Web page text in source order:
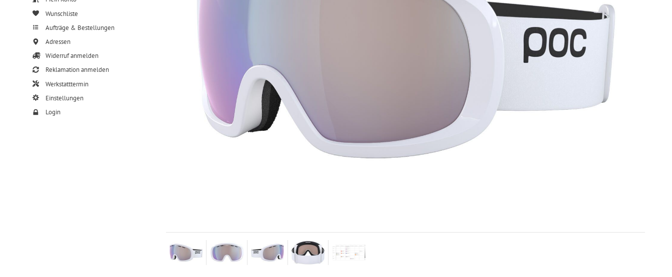
Wunschliste
Aufträge & Bestellungen
Adressen
Widerruf anmelden
Reklamation anmelden
Werkstatttermin
Einstellungen
Login